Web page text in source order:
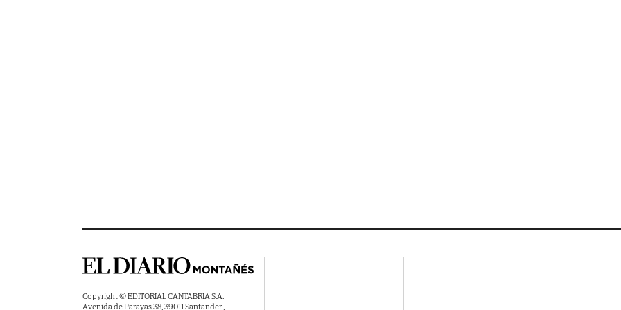
Copyright © EDITORIAL CANTABRIA S.A.
Avenida de Parayas 38, 39011 Santander ,